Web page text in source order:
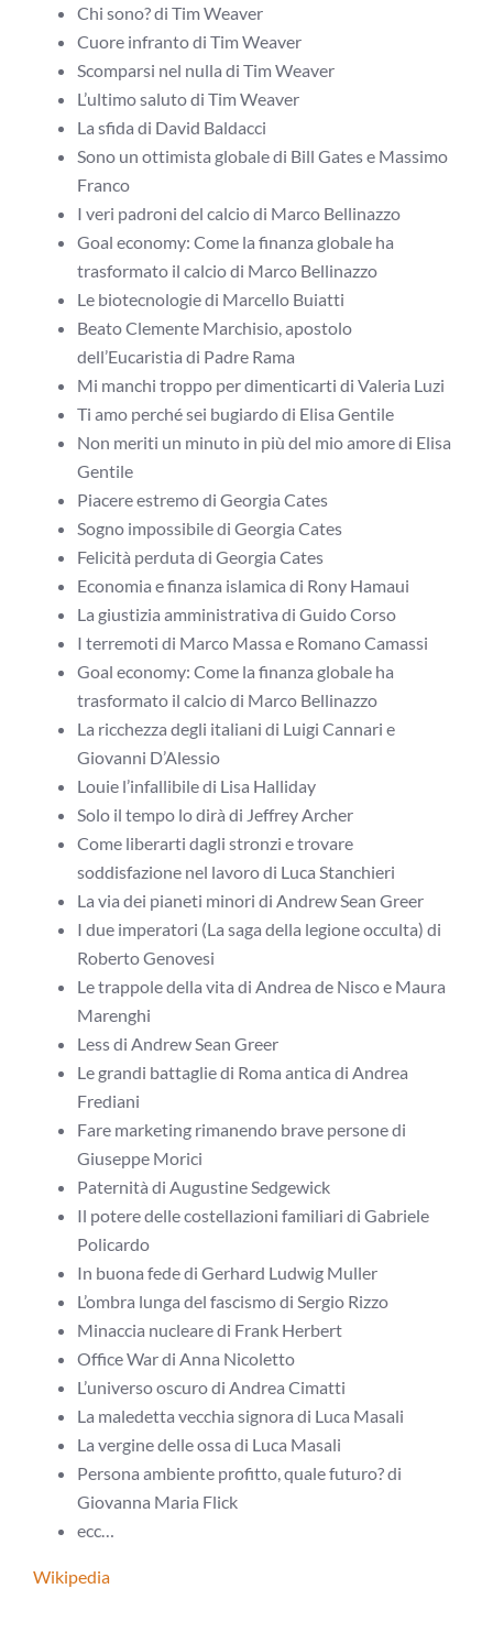
Chi sono? di Tim Weaver
Cuore infranto di Tim Weaver
Scomparsi nel nulla di Tim Weaver
L’ultimo saluto di Tim Weaver
La sfida di David Baldacci
Sono un ottimista globale di Bill Gates e Massimo
Franco
I veri padroni del calcio di Marco Bellinazzo
Goal economy: Come la finanza globale ha
trasformato il calcio di Marco Bellinazzo
Le biotecnologie di Marcello Buiatti
Beato Clemente Marchisio, apostolo
dell’Eucaristia di Padre Rama
Mi manchi troppo per dimenticarti di Valeria Luzi
Ti amo perché sei bugiardo di Elisa Gentile
Non meriti un minuto in più del mio amore di Elisa
Gentile
Piacere estremo di Georgia Cates
Sogno impossibile di Georgia Cates
Felicità perduta di Georgia Cates
Economia e finanza islamica di Rony Hamaui
La giustizia amministrativa di Guido Corso
I terremoti di Marco Massa e Romano Camassi
Goal economy: Come la finanza globale ha
trasformato il calcio di Marco Bellinazzo
La ricchezza degli italiani di Luigi Cannari e
Giovanni D’Alessio
Louie l’infallibile di Lisa Halliday
Solo il tempo lo dirà di Jeffrey Archer
Come liberarti dagli stronzi e trovare
soddisfazione nel lavoro di Luca Stanchieri
La via dei pianeti minori di Andrew Sean Greer
I due imperatori (La saga della legione occulta) di
Roberto Genovesi
Le trappole della vita di Andrea de Nisco e Maura
Marenghi
Less di Andrew Sean Greer
Le grandi battaglie di Roma antica di Andrea
Frediani
Fare marketing rimanendo brave persone di
Giuseppe Morici
Paternità di Augustine Sedgewick
Il potere delle costellazioni familiari di Gabriele
Policardo
In buona fede di Gerhard Ludwig Muller
L’ombra lunga del fascismo di Sergio Rizzo
Minaccia nucleare di Frank Herbert
Office War di Anna Nicoletto
L’universo oscuro di Andrea Cimatti
La maledetta vecchia signora di Luca Masali
La vergine delle ossa di Luca Masali
Persona ambiente profitto, quale futuro? di
Giovanna Maria Flick
ecc…
Wikipedia